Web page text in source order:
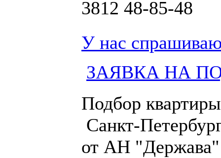
3812 48-85-48
У нас
ЗАЯВКА НА
Подбор
Санкт-
от АН "Держава"